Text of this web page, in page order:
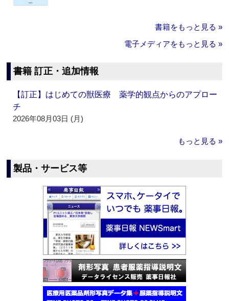
書籍をもっと見る »
電子メディアをもっと見る »
書籍 訂正・追加情報
【訂正】はじめての獣医療 薬学的観点からのアプロー
チ
2026年08月03日 (月)
もっと見る »
製品・サービス等